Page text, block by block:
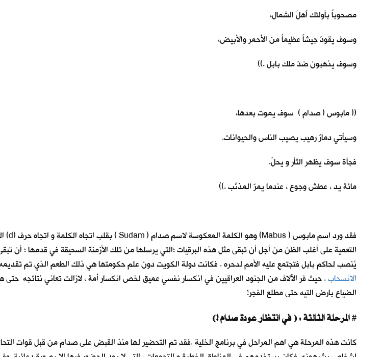
مصحوباً بأولئك أَهلَ الشمال،
وسوف يقودُ جيشاً عظيماً من الأحمر والأبيض،
وسوف يذهبون ضدّ ملك بابل .))
(( مابوس ( صدام ) سوف يموت بعدها،
وسيأتي دمارٌ رهيب يصيب الناس والحيوانات.
فجأة سوف يظهر الثأر و يحلّ.
مائة يد ، عطش وجوع ، عندما يمرّ المذنَّب .))
التعمية على أغلب الظن من أجل أن تبقى مثل هذه البرقيات ؛التي يرسلها من تلك الأزمنة السحيقة في قدمها ؛
يُنصب لحاكم بابل فتجتمع عليه الأمم لدحره . فكانت دولة الكويت دون علم حكومتها هي ذلك الطعم الذي تم
الانسحاب. حيث فر الآلاف من الجنود العراقيين في انكسار نفسي عميق لخص انكسار أمة ، لازالت تعاني نتائجه
الضياع بارض التيه حتى مطلع الفجر!
#
كانت هذه المرحلة هي اهم المراحل في برنامج الخلية .فقد تم التحضير لها منذ القبض على صدام من قبل قوات